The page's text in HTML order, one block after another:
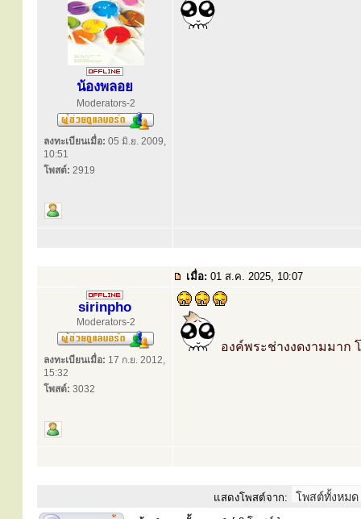
น้องพลอย
Moderators-2
ลงทะเบียนเมื่อ: 05 มิ.ย. 2009,
10:51
โพสต์: 2919
เมื่อ: 01 ส.ค. 2025, 10:07
sirinpho
Moderators-2
ลงทะเบียนเมื่อ: 17 ก.ย. 2012,
15:32
โพสต์: 3032
องค์พระช่างงดงามมาก
แสดงโพสต์จาก: